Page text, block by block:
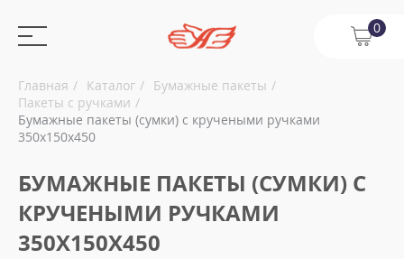
0
Главная Каталог
Бумажные пакеты
Пакеты с ручками
Бумажные пакеты (сумки) с кручеными ручками
350х150х450
БУМАЖНЫЕ ПАКЕТЫ (СУМКИ) С
КРУЧЕНЫМИ РУЧКАМИ
350Х150Х450